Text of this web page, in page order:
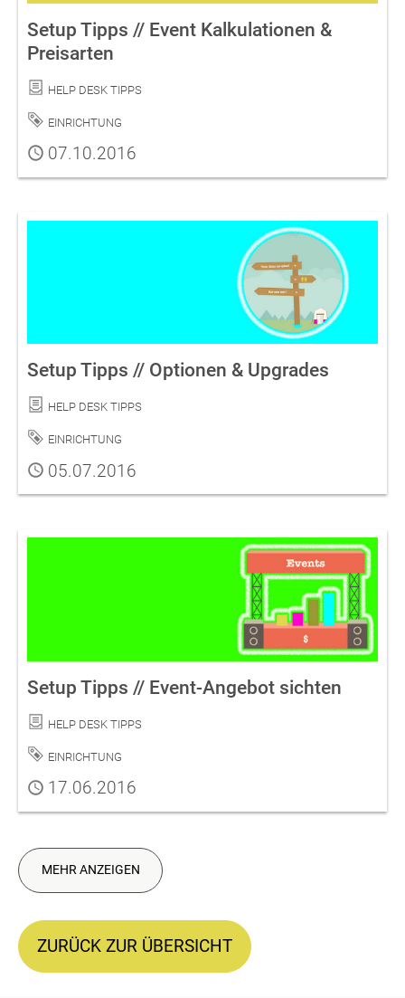
Setup Tipps // Event Kalkulationen &
Preisarten
Kategorie
Help Desk Tipps
Schlagwort
Einrichtung
Publiziert
07.10.2016
Setup Tipps // Optionen & Upgrades
Kategorie
Help Desk Tipps
Schlagwort
Einrichtung
Publiziert
05.07.2016
Setup Tipps // Event-Angebot sichten
Kategorie
Help Desk Tipps
Schlagwort
Einrichtung
Publiziert
17.06.2016
MEHR ANZEIGEN
ZURÜCK ZUR ÜBERSICHT